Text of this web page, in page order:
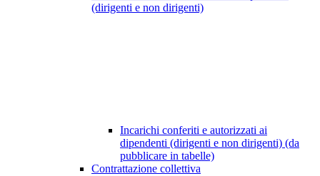
(dirigenti e non dirigenti)
Incarichi conferiti e autorizzati ai
dipendenti (dirigenti e non dirigenti) (da
pubblicare in tabelle)
Contrattazione collettiva